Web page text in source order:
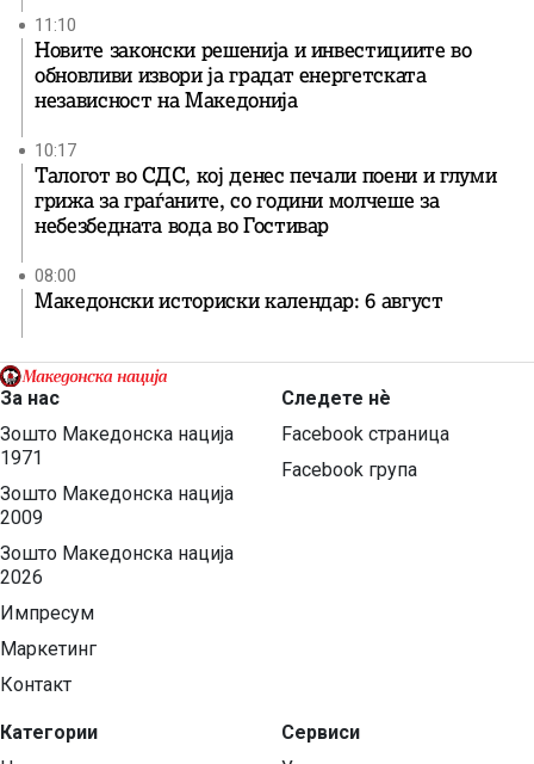
11:10
Новите законски решенија и инвестициите во
обновливи извори ја градат енергетската
независност на Македонија
10:17
Талогот во СДС, кој денес печали поени и глуми
грижа за граѓаните, со години молчеше за
небезбедната вода во Гостивар
08:00
Македонски историски календар: 6 август
За нас
Зошто Македонска нација
1971
Зошто Македонска нација
2009
Зошто Македонска нација
2026
Импресум
Маркетинг
Контакт
Категории
Следете нѐ
Facebook страница
Facebook група
Сервиси